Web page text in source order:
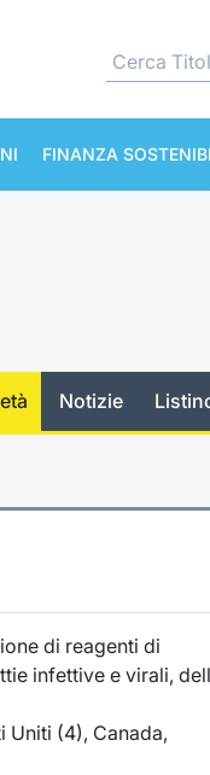
FINANZA
Notizie
di reagenti di
infettive e virali,
Uniti (4), Canada,